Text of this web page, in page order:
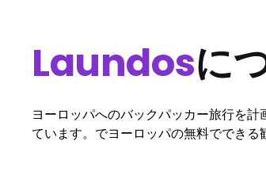
Laundosに
ヨーロッパへのバックパッカー旅行を
ています。でヨーロッパの無料ででき